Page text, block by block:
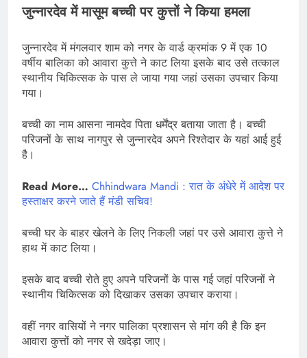
जुन्नारदेव में मासूम बच्ची पर कुत्तों ने किया हमला
जुन्नारदेव में मंगलवार शाम को नगर के वार्ड क्रमांक 9 में एक 10
वर्षीय बालिका को आवारा कुत्ते ने काट लिया इसके बाद उसे तत्काल
स्थानीय चिकित्सक के पास ले जाया गया जहां उसका उपचार किया
गया।
बच्ची का नाम आसना नामदेव पिता धर्मेंद्र बताया जाता है। बच्ची
परिजनों के साथ नागपुर से जुन्नारदेव अपने रिश्तेदार के यहां आई हुई
है।
Read More… Chhindwara Mandi : रात के अंधेरे में आदेश पर
हस्ताक्षर करने जाते हैं मंडी सचिव!
बच्ची घर के बाहर खेलने के लिए निकली जहां पर उसे आवारा कुत्ते ने
हाथ में काट लिया।
इसके बाद बच्ची रोते हुए अपने परिजनों के पास गई जहां परिजनों ने
स्थानीय चिकित्सक को दिखाकर उसका उपचार कराया।
वहीं नगर वासियों ने नगर पालिका प्रशासन से मांग की है कि इन
आवारा कुत्तों को नगर से खदेड़ा जाए।